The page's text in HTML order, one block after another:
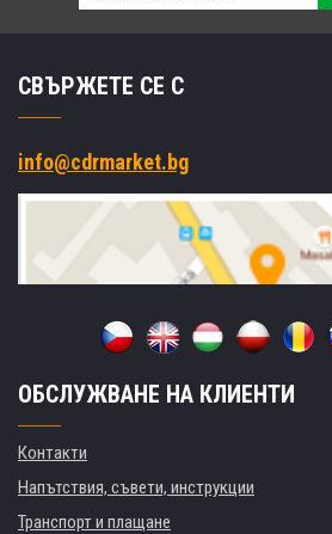
СВЪРЖЕТЕ СЕ С
info@cdrmarket.bg
ОБСЛУЖВАНЕ НА КЛИЕНТИ
Контакти
Напътствия, съвети, инструкции
Транспорт и плащане